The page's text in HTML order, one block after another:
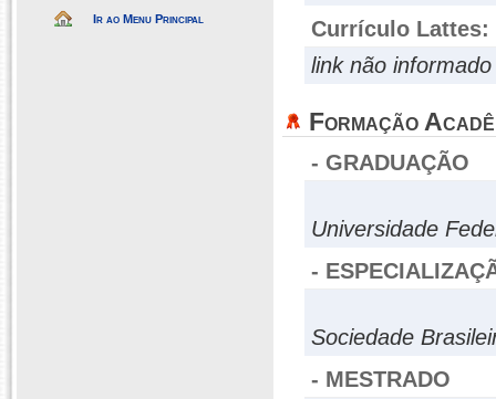
Ir ao Menu Principal
Currículo Lattes:
link não informado
Formação
- GRADUAÇÃO
Universidade
-
Sociedade
- MESTRADO